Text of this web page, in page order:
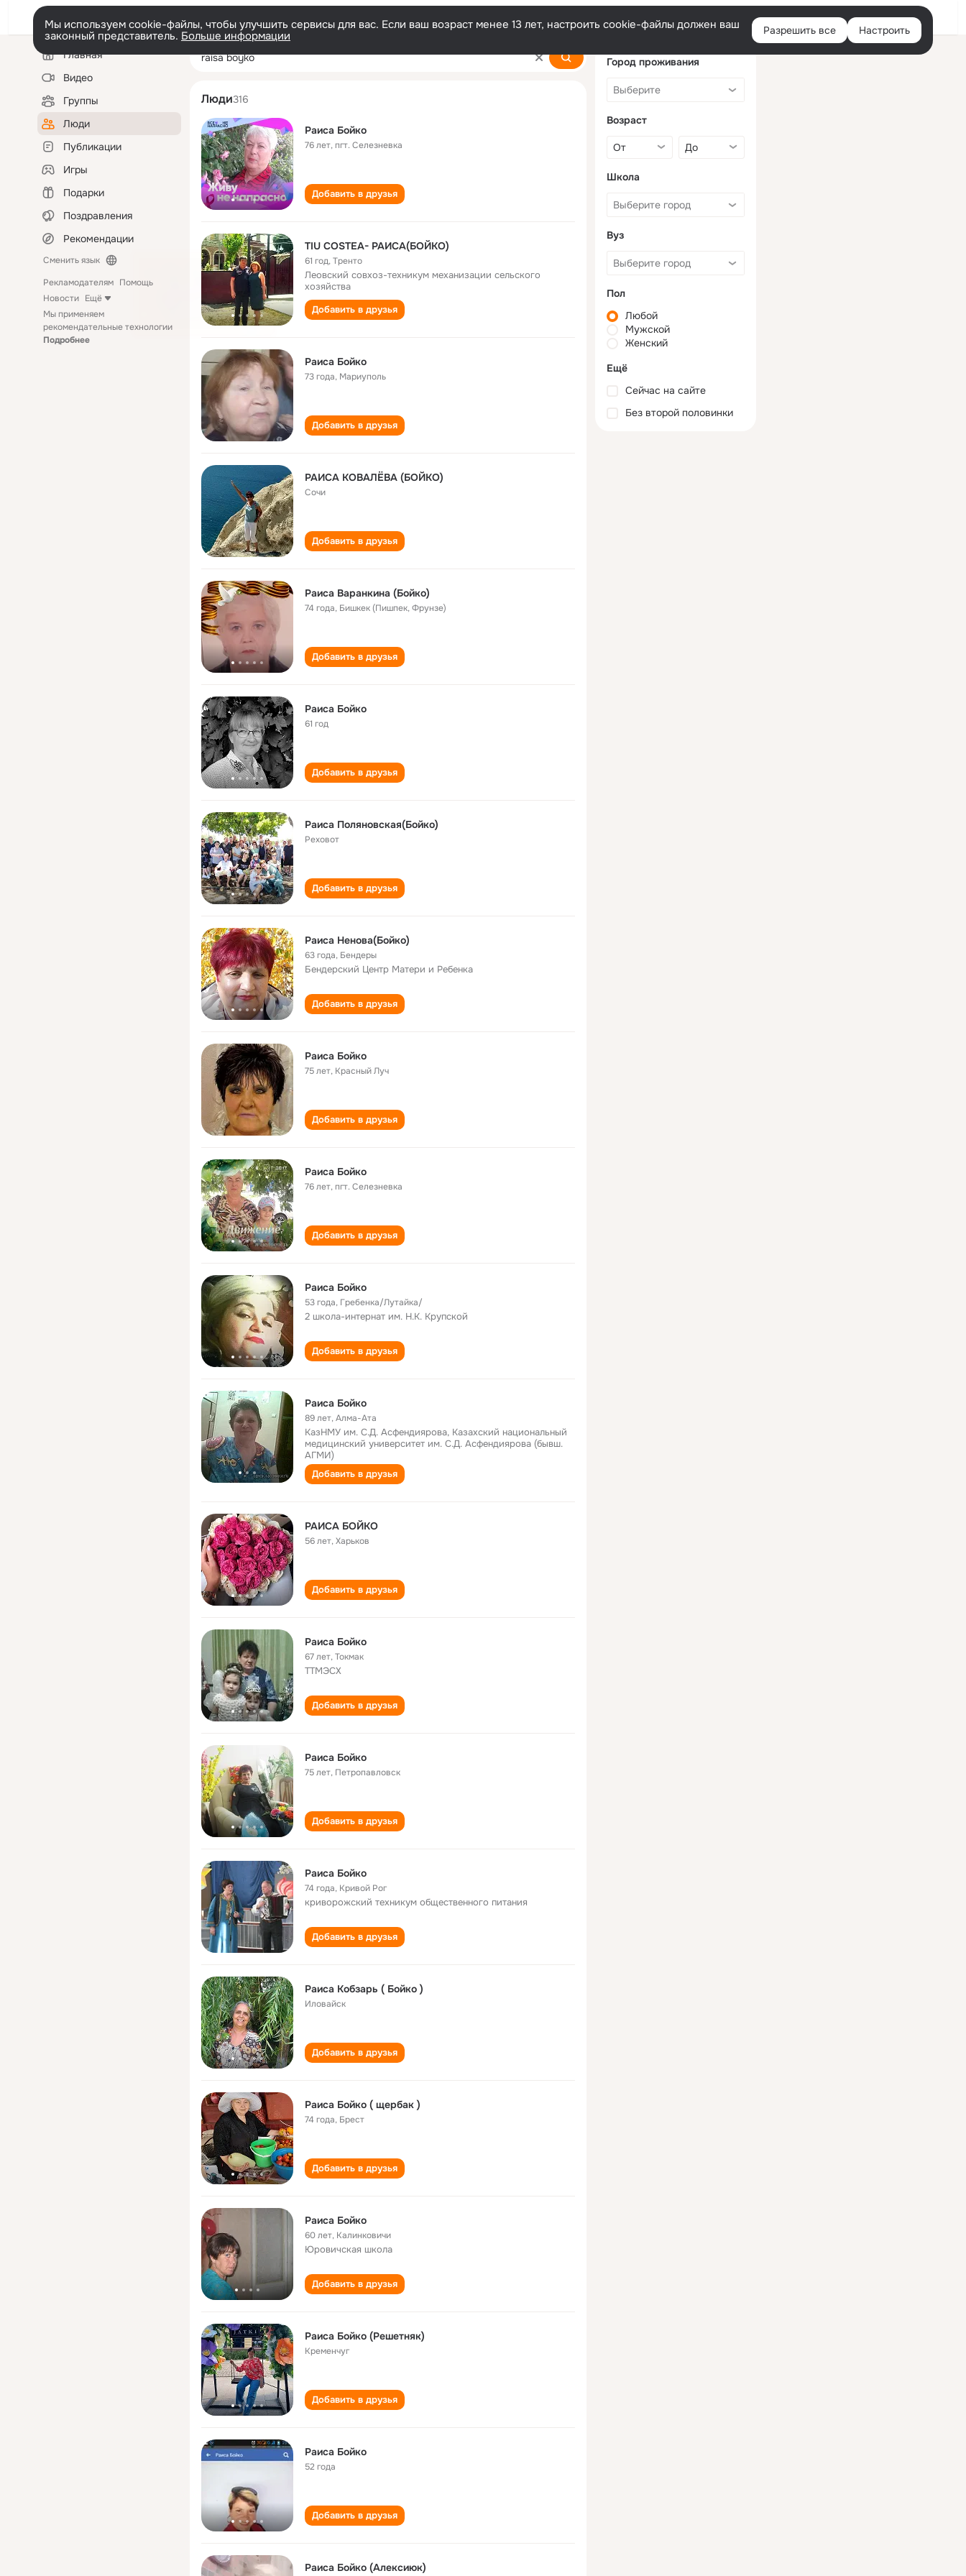
Войти
Мы используем cookie-файлы, чтобы улучшить сервисы для вас. Если ваш возраст менее 13 лет, настроить cookie-файлы должен ваш
законный представитель. Больше информации Разрешить все Настроить
Левая
колонкаГлавная
Видео
Группы
Люди
Публикации
Игры
Подарки
Поздравления
Рекомендации
Сменить язык
Рекламодателям Помощь
Новости Ещё
Мы применяем
рекомендательные технологии
Подробнее
raisa boyko
Люди316
Раиса Бойко
76 лет,пгт. Селезневка
Добавить в друзья
TIU COSTEA- РАИСА(БОЙКО)
61 год,Тренто
Леовский совхоз-техникум механизации сельского
хозяйства
Добавить в друзья
Раиса Бойко
73 года, Мариуполь
Добавить в друзья
РАИСА КОВАЛЁВА (БОЙКО)
Сочи
Добавить в друзья
Раиса Варанкина (Бойко)
74 года, Бишкек (Пишпек, Фрунзе)
Добавить в друзья
Раиса Бойко
61 год
Добавить в друзья
Раиса Поляновская(Бойко)
Реховот
Добавить в друзья
Раиса Ненова(Бойко)
63 года, Бендеры
Бендерский Центр Матери и Ребенка
Добавить в друзья
Раиса Бойко
75 лет, Красный Луч
Добавить в друзья
Раиса Бойко
76 лет,пгт. Селезневка
Добавить в друзья
Раиса Бойко
53 года, Гребенка/Лутайка/
2 школа-интернат им. Н.К. Крупской
Добавить в друзья
Раиса Бойко
89 лет,Алма-Ата
КазНМУ им. С.Д. Асфендиярова, Казахский национальный
медицинский университет им. С.Д. Асфендиярова (бывш.
АГМИ)
Добавить в друзья
РАИСА БОЙКО
56 лет,Харьков
Добавить в друзья
Раиса Бойко
67 лет,Токмак
ТТМЭСХ
Добавить в друзья
Раиса Бойко
75 лет, Петропавловск
Добавить в друзья
Раиса Бойко
74 года, Кривой Рог
криворожский техникум общественного питания
Добавить в друзья
Раиса Кобзарь ( Бойко )
Иловайск
Добавить в друзья
Раиса Бойко ( щербак )
74 года, Брест
Добавить в друзья
Раиса Бойко
60 лет, Калинковичи
Юровичская школа
Добавить в друзья
Раиса Бойко (Решетняк)
Кременчуг
Добавить в друзья
Раиса Бойко
52 года
Добавить в друзья
Раиса Бойко (Алексиюк)
Город проживания
Возраст
Школа
Вуз
Пол
Любой
Мужской
Женский
Ещё
Сейчас на сайте
Без второй половинки